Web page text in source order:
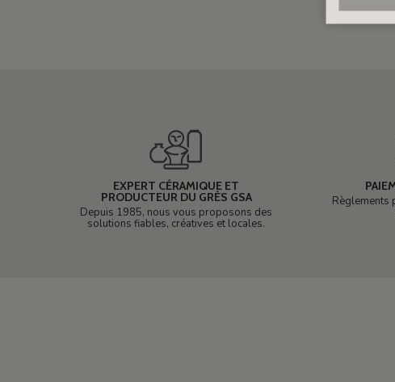
EXPERT CÉRAMIQUE ET
PRODUCTEUR DU GRÈS GSA
Depuis 1985, nous vous proposons des
solutions fiables, créatives et locales.
Règlements